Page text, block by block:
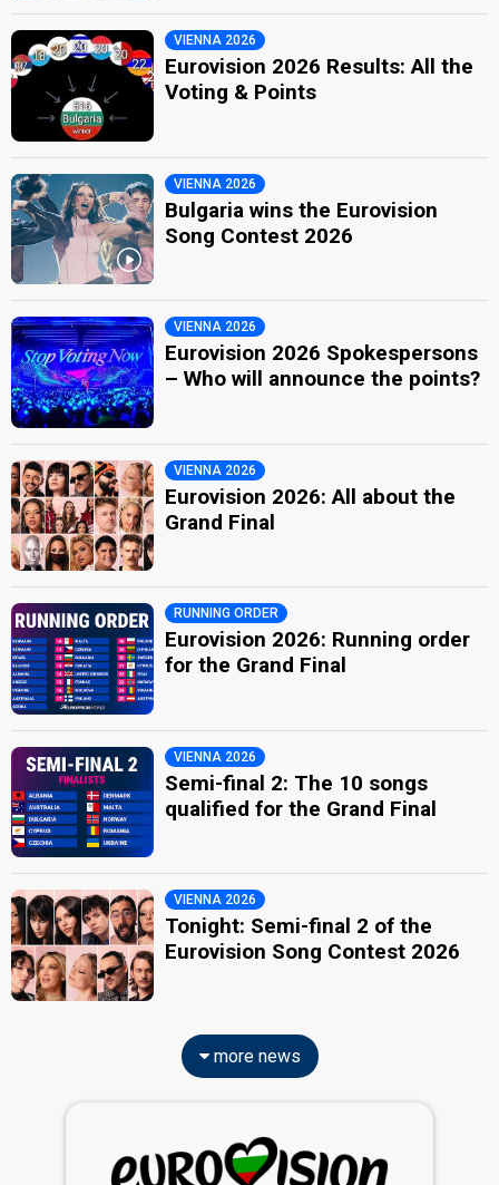
VIENNA 2026
Eurovision 2026 Results: All the
Voting & Points
VIENNA 2026
Bulgaria wins the Eurovision
Song Contest 2026
VIENNA 2026
Eurovision 2026 Spokespersons
– Who will announce the points?
VIENNA 2026
Eurovision 2026: All about the
Grand Final
RUNNING ORDER
Eurovision 2026: Running order
for the Grand Final
VIENNA 2026
Semi-final 2: The 10 songs
qualified for the Grand Final
VIENNA 2026
Tonight: Semi-final 2 of the
Eurovision Song Contest 2026
more news